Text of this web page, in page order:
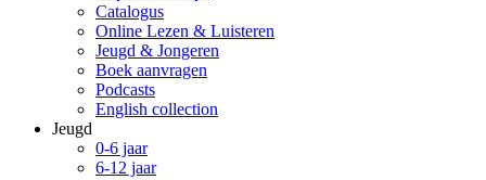
Catalogus
Online Lezen & Luisteren
Jeugd & Jongeren
Boek aanvragen
Podcasts
English collection
Jeugd
0-6 jaar
6-12 jaar